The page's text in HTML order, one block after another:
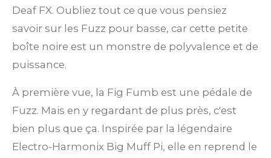
Deaf FX. Oubliez tout ce que vous pensiez
savoir sur les Fuzz pour basse, car cette petite
boîte noire est un monstre de polyvalence et de
puissance.
À première vue, la Fig Fumb est une pédale de
Fuzz. Mais en y regardant de plus près, c'est
bien plus que ça. Inspirée par la légendaire
Electro-Harmonix Big Muff Pi, elle en reprend le